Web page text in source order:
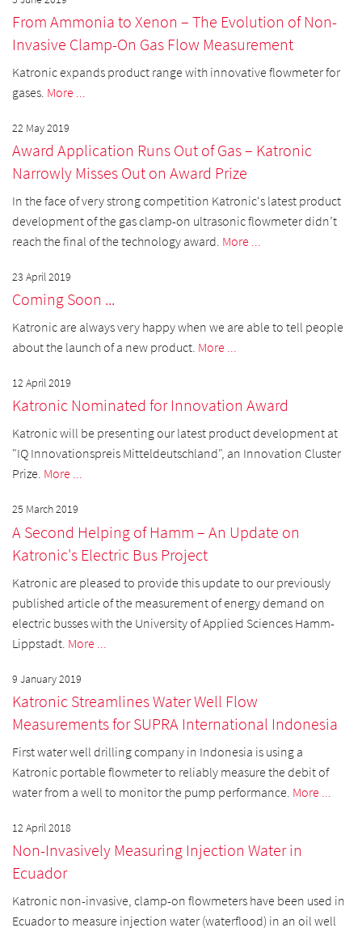
From Ammonia to Xenon – The Evolution of Non-
Invasive Clamp-On Gas Flow Measurement
Katronic expands product range with innovative flowmeter for
gases. More ...
22 May 2019
Award Application Runs Out of Gas – Katronic
Narrowly Misses Out on Award Prize
In the face of very strong competition Katronic‘s latest product
development of the gas clamp-on ultrasonic flowmeter didn’t
reach the final of the technology award. More ...
23 April 2019
Coming Soon ...
Katronic are always very happy when we are able to tell people
about the launch of a new product. More ...
12 April 2019
Katronic Nominated for Innovation Award
Katronic will be presenting our latest product development at
"IQ Innovationspreis Mitteldeutschland", an Innovation Cluster
Prize. More ...
25 March 2019
A Second Helping of Hamm – An Update on
Katronic's Electric Bus Project
Katronic are pleased to provide this update to our previously
published article of the measurement of energy demand on
electric busses with the University of Applied Sciences Hamm-
Lippstadt. More ...
9 January 2019
Katronic Streamlines Water Well Flow
Measurements for SUPRA International Indonesia
First water well drilling company in Indonesia is using a
Katronic portable flowmeter to reliably measure the debit of
water from a well to monitor the pump performance. More ...
12 April 2018
Non-Invasively Measuring Injection Water in
Ecuador
Katronic non-invasive, clamp-on flowmeters have been used in
Ecuador to measure injection water (waterflood) in an oil well